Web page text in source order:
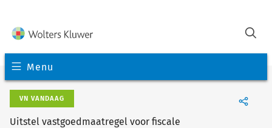
Menu
VN VANDAAG
Uitstel vastgoedmaatregel voor fiscale